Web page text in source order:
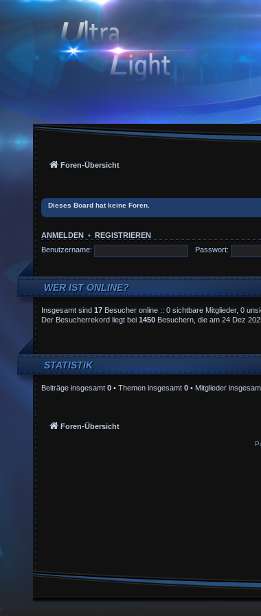
Foren-Übersicht
Dieses Board hat keine Foren.
ANMELDEN • REGISTRIEREN
Benutzername:
Passwort:
WER IST ONLINE?
Insgesamt sind 17 Besucher online :: 0 sichtbare Mitglieder, 0
Der Besucherrekord liegt bei 1450 Besuchern, die am 24 Dez
STATISTIK
Beiträge insgesamt 0 • Themen insgesamt 0 • Mitglieder
Foren-Übersicht